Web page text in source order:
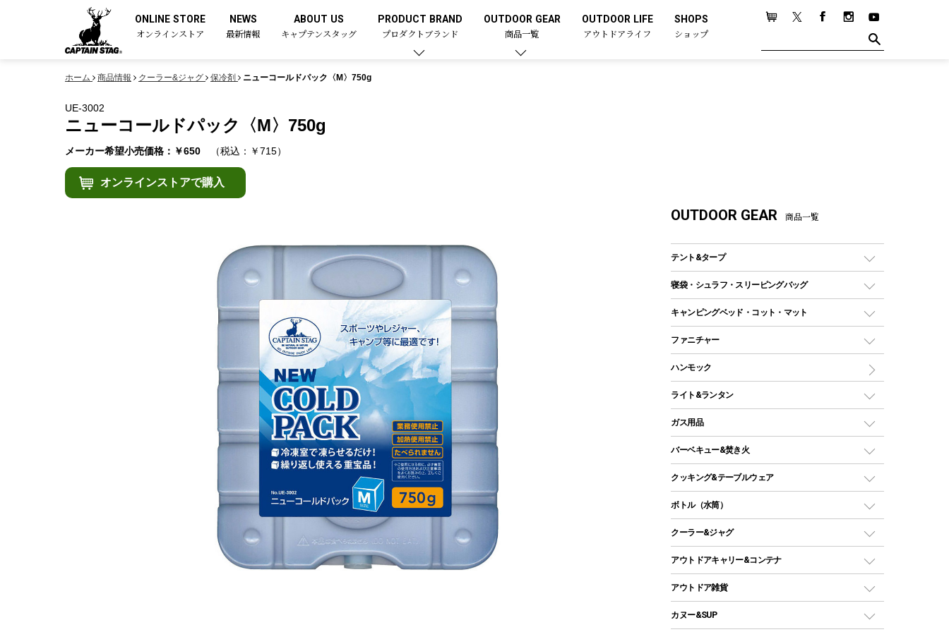
ONLINE STORE
オンラインストア
NEWS
最新情報
ABOUT US
キャプテンスタッグ
PRODUCT BRAND
プロダクトブランド
OUTDOOR GEAR
商品一覧
OUTDOOR LIFE
アウトドアライフ
SHOPS
ショップ
ホーム 商品情報 クーラー&ジャグ 保冷剤 ニューコールドパック〈M〉750g
UE-3002
ニューコールドパック〈M〉750g
メーカー希望小売価格：￥650 （税込：￥715）
オンラインストアで購入
OUTDOOR GEAR 商品一覧
テント&タープ
テント
ツールームテント
ワンポールテント
シェルターテント
ロッジ型・オリジナルテント
タープ
スクエアタープ（レクタタープ）
メッシュタープ
自立式タープ
パラソル
テントアクセサリー
ペグ
寝袋・シュラフ・スリーピングバッグ
レクタングラー型（封筒型）シュラフ
インナーシュラフ
キャンピングベッド・コット・マット
キャンピングベッド・コット
インフレータブルマット
ファニチャー
アウトドアテーブル
レジャーシート
ハンモック
ライト&ランタン
LEDランタン
ガスランタン
オイルランタン
LEDライト
ヘッドライト
キャンドル
ガス用品
ガスバーナー
ガス缶
ガストーチ、ライター
バーベキュー&焚き火
バーベキューコンロ、グリル
焚き火台タイプ（ロースタイル）グリル
卓上タイプグリル
パーティータイプグリル
鉄板、アミ
クッキング&テーブルウェア
ダッチオーブン
ホットサンドメーカー
クッカーセット
シェラカップ
ボトル（水筒）
ステンレスボトル
コップ付きタイプ
ワンタッチタイプ
プラスチックボトル
クーラー&ジャグ
クーラーボックス
クーラーバッグ
ウォータージャグ
アウトドアキャリー&コンテナ
アウトドアキャリー
アウトドア雑貨
バックパック&バッグ
カヌー&SUP